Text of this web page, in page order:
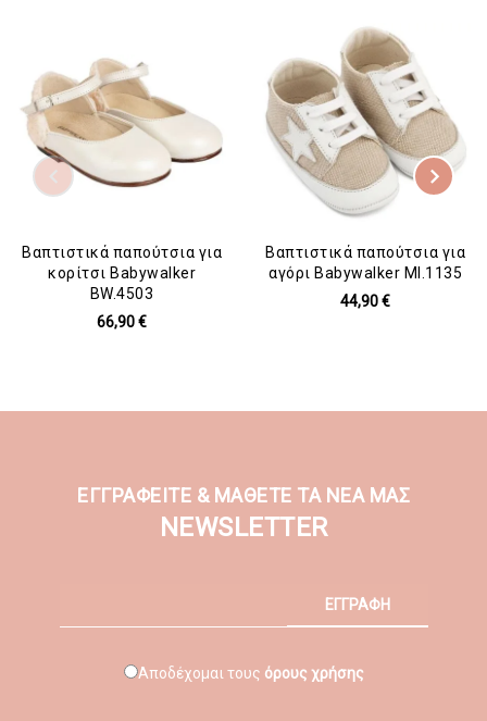
Βαπτιστικά παπούτσια για
κορίτσι Babywalker
BW.4503
66,90 €
Βαπτιστικά παπούτσια για
αγόρι Babywalker MI.1135
44,90 €
ΕΓΓΡΑΦΕΙΤΕ & ΜΑΘΕΤΕ ΤΑ ΝΕΑ ΜΑΣ
NEWSLETTER
ΕΓΓΡΑΦΗ
Αποδέχομαι τους όρους χρήσης